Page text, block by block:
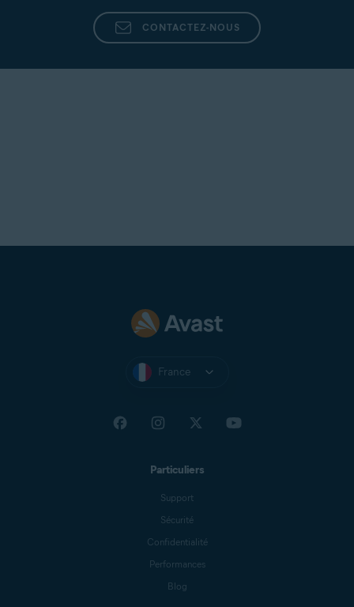
CONTACTEZ-NOUS
France
Particuliers
Support
Sécurité
Confidentialité
Performances
Blog